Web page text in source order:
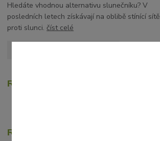
Hledáte vhodnou alternativu slunečníku? V
posledních letech získávají na oblibě stínící sítě
proti slunci.číst celé
Recenze zákazníků
Rychlé online platby